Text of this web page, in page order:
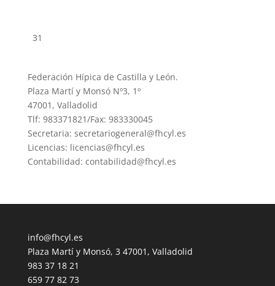
31
Federación Hípica de Castilla y León.
Plaza Martí y Monsó Nº3, 1º
47001, Valladolid
Tlf: 983371821/Fax: 983330045
Secretaria: secretariogeneral@fhcyl.es
Licencias: licencias@fhcyl.es
Contabilidad: contabilidad@fhcyl.es
info@fhcyl.es
Plaza Martí y Monsó, 3 47001, Valladolid
983 37 18 21
659 77 82 73